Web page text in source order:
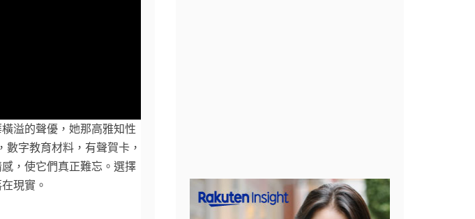
溢的聲優，她那高雅知性
字教育材料，有聲賀卡，
，使它們真正難忘。選擇
現實。